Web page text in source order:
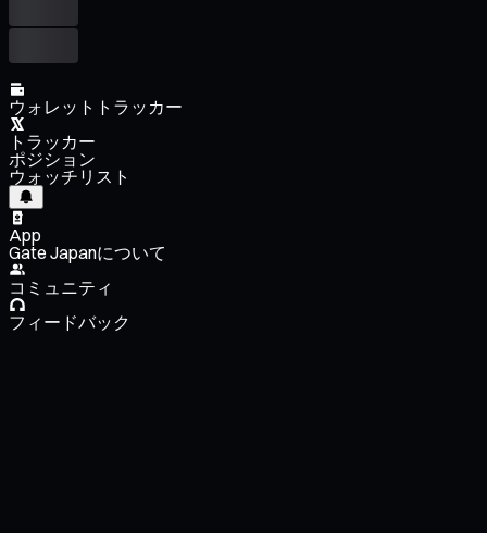
ウォレットトラッカー
トラッカー
ポジション
ウォッチリスト
App
Gate Japanについて
コミュニティ
フィードバック